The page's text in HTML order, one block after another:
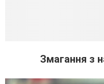
Змагання з